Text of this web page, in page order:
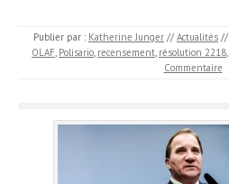
Publier par : Katherine Junger // Actualités //
OLAF, Polisario, recensement, résolution 2218,
Commentaire